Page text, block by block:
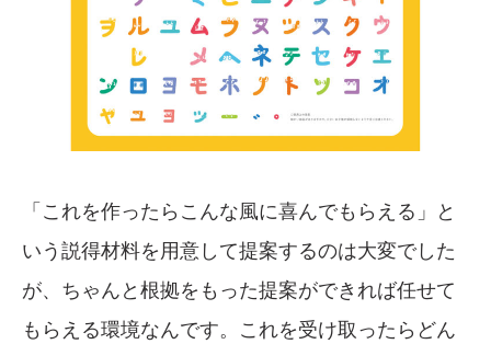
「これを作ったらこんな風に喜んでもらえる」と
いう説得材料を用意して提案するのは大変でした
が、ちゃんと根拠をもった提案ができれば任せて
もらえる環境なんです。これを受け取ったらどん